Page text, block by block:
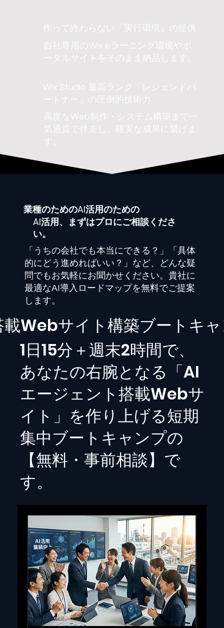
作って終わらない「実行環境」の提供
自社専用のWix eラーニング環境やポ
ータルサイトをそのまま納品します。
Wix Studio 最高ランク「レジェンドパ
ートナー」の圧倒的技術力
高度なWeb制作・システム構築まで一
気通貫で伴走し、確実な成果に繋げま
す。
業種のためのAI活用のための
AI活用、まずはプロにご相談くださ
い。
「うちの会社でも本当にできる？」「具体
的にどう進めればいい？」など、どんな疑
問でもお気軽にお聞かせください。貴社に
最適なAI導入ロードマップを無料でご提案
します。
Webサイト構築ブートキ
1日15分＋週末2時間で、
あなたの右腕となる「AI
エージェント搭載Webサ
イト」を作り上げる短期
集中ブートキャンプの
【無料・事前相談】で
す。